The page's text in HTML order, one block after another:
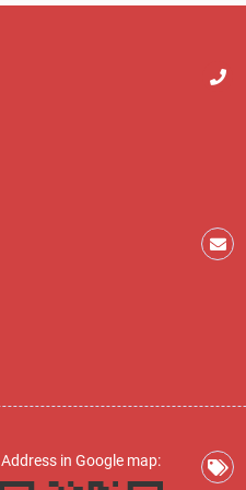
Address in Google map: